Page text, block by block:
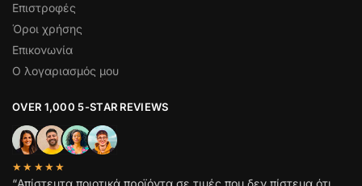
Επιστροφές
Όροι χρήσης
Επικονωνία
Ο λογαριασμός μου
OVER 1,000 5-STAR REVIEWS
★★★★★
“Απίστευτα ποιοτικά προϊόντα σε τιμές που δεν πίστευα ότι